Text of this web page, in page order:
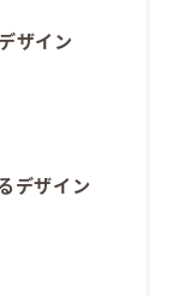
ザイン
デザイン